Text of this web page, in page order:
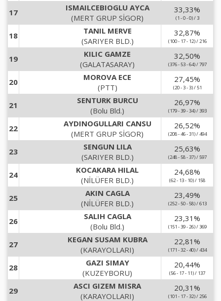
17
ISMAILCEBIOGLU AYCA
(MERT GRUP SİGOR)
33,33%
(1 - 0 - 0) / 3
18
TANIL MERVE
(SARIYER BLD.)
32,87%
(100 - 17 - 12) / 216
19
KILIC GAMZE
(GALATASARAY)
32,50%
(376 - 53 - 64) / 797
20
MOROVA ECE
(PTT)
27,45%
(20 - 3 - 3) / 51
21
SENTURK BURCU
(Bolu Bld.)
26,97%
(179 - 39 - 34) / 393
22
AYDINOGULLARI CANSU
(MERT GRUP SİGOR)
26,52%
(208 - 46 - 31) / 494
23
SENGUN LILA
(SARIYER BLD.)
25,63%
(248 - 58 - 37) / 597
24
KOCAKARA HILAL
(NİLÜFER BLD.)
24,68%
(62 - 13 - 10) / 158
25
AKIN CAGLA
(NİLÜFER BLD.)
23,49%
(252 - 50 - 58) / 613
26
SALIH CAGLA
(Bolu Bld.)
23,31 %
(151 - 39 - 26) / 369
27
KEGAN SUSAM KUBRA
(KARAYOLLARI)
22,81 %
(171 - 32 - 40) / 434
28
GAZI SIMAY
(KUZEYBORU)
20,44%
(56 - 17 - 11) / 137
29
ASCI GIZEM MISRA
(KARAYOLLARI)
20,31 %
(101 - 17 - 32) / 256